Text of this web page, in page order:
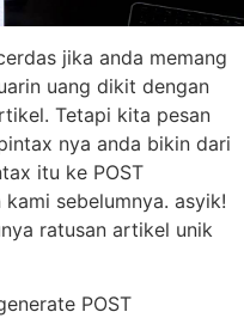
jika anda memang
uang dikit dengan
Tetapi kita pesan
nya anda bikin dari
itu ke POST
kami sebelumnya. asyik!
ratusan artikel unik
POST